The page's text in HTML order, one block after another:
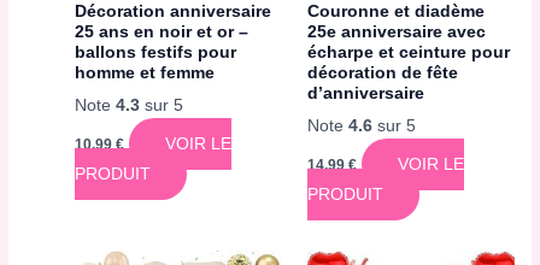
Décoration anniversaire
25 ans en noir et or –
ballons festifs pour
homme et femme
Note4.3 sur 5
10,99€
VOIR LE
PRODUIT
Couronne et diadème
25e anniversaire avec
écharpe et ceinture pour
décoration de fête
d’anniversaire
Note 4.6sur 5
14,99€
VOIR LE
PRODUIT